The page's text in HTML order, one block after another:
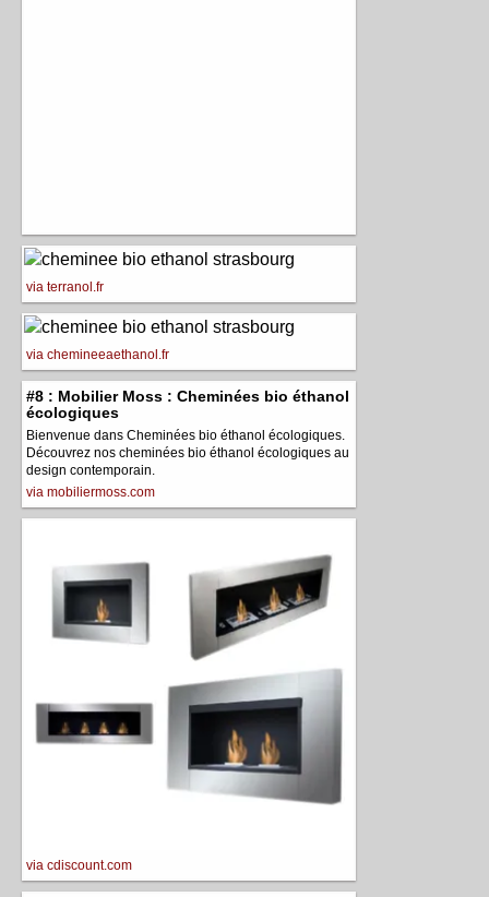
via terranol.fr
via chemineeaethanol.fr
#8 : Mobilier Moss : Cheminées bio éthanol
écologiques
Bienvenue dans Cheminées bio éthanol écologiques.
Découvrez nos cheminées bio éthanol écologiques au
design contemporain.
via mobiliermoss.com
via cdiscount.com